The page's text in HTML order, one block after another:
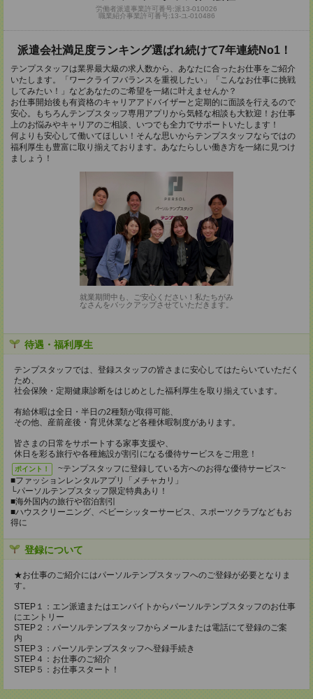
労働者派遣事業許可番号:派13-010026
職業紹介事業許可番号:13-ユ-010486
派遣会社満足度ランキング選ばれ続けて7年連続No1！
テンプスタッフは業界最大級の求人数から、あなたに合ったお仕事をご紹介
いたします。「ワークライフバランスを重視したい」「こんなお仕事に挑戦
してみたい！」などあなたのご希望を一緒に叶えませんか？
お仕事開始後も有資格のキャリアアドバイザーと定期的に面談を行えるので
安心。もちろんテンプスタッフ専用アプリから気軽な相談も大歓迎！お仕事
上のお悩みやキャリアのご相談、いつでも全力でサポートいたします！
何よりも安心して働いてほしい！そんな思いからテンプスタッフならではの
福利厚生も豊富に取り揃えております。あなたらしい働き方を一緒に見つけ
ましょう！
就業期間中も、ご安心ください！私たちがみ
なさんをバックアップさせていただきます。
待遇・福利厚生
テンプスタッフでは、登録スタッフの皆さまに安心してはたらいていただく
ため、
社会保険・定期健康診断をはじめとした福利厚生を取り揃えています。
有給休暇は全日・半日の2種類が取得可能、
その他、産前産後・育児休業など各種休暇制度があります。
皆さまの日常をサポートする家事支援や、
休日を彩る旅行や各種施設が割引になる優待サービスをご用意！
ポイント！
~テンプスタッフに登録している方へのお得な優待サービス~
■ファッションレンタルアプリ「メチャカリ」
└パーソルテンプスタッフ限定特典あり！
■海外国内の旅行や宿泊割引
■ハウスクリーニング、ベビーシッターサービス、スポーツクラブなどもお
得に
登録について
★お仕事のご紹介にはパーソルテンプスタッフへのご登録が必要となりま
す。
STEP１：エン派遣またはエンバイトからパーソルテンプスタッフのお仕事
にエントリー
STEP２：パーソルテンプスタッフからメールまたは電話にて登録のご案
内
STEP３：パーソルテンプスタッフへ登録手続き
STEP４：お仕事のご紹介
STEP５：お仕事スタート！